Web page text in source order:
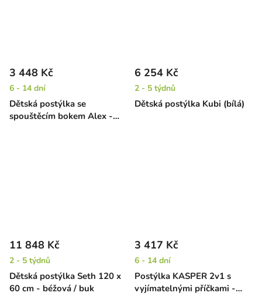
Dětská postýlka se
spouštěcím bokem Alex -
3 448 Kč
6 - 14 dní
Dětská postýlka Kubi (bílá)
6 254 Kč
2 - 5 týdnů
Dětská postýlka Seth 120 x
60 cm - béžová / buk
11 848 Kč
2 - 5 týdnů
Postýlka KASPER 2v1 s
vyjímatelnými příčkami -
3 417 Kč
6 - 14 dní